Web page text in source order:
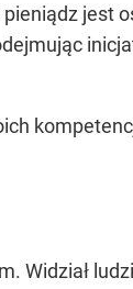
pieniądz jest
Widział